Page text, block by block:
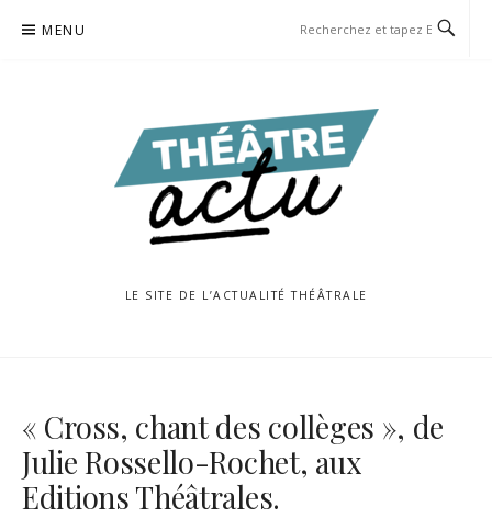
MENU
LE SITE DE L’ACTUALITÉ THÉÂTRALE
« Cross, chant des collèges », de
Julie Rossello-Rochet, aux
Editions Théâtrales.